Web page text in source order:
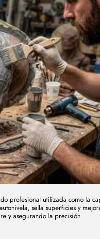
profesional utilizada como la
sella superficies y
y asegurando la precisión